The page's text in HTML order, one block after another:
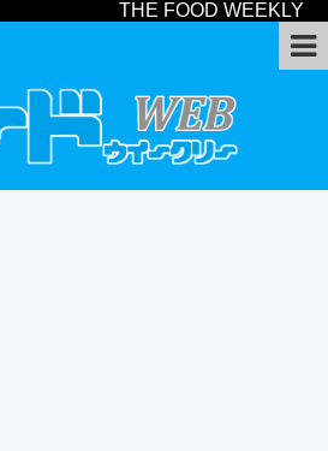
THE FOOD WEEKLY